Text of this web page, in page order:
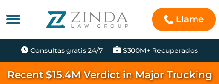
Llame
Consultas gratis 24/7 $300M+ Recuperados
Recent $15.4M Verdict in Major Trucking